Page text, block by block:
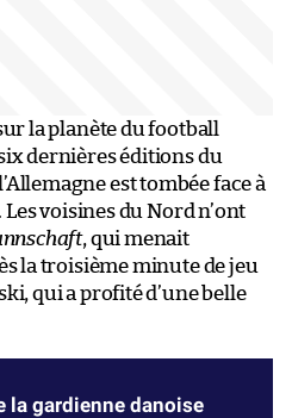
la planète du football
dernières éditions du
est tombée face à
voisines du Nord n’ont
, qui menait
la troisième minute de jeu
qui a profité d’une belle
la gardienne danoise